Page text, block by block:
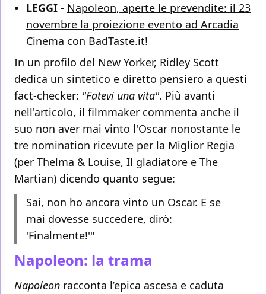
LEGGI - Napoleon, aperte le prevendite: il 23
novembre la proiezione evento ad Arcadia
Cinema con BadTaste.it!
In un profilo del New Yorker, Ridley Scott
dedica un sintetico e diretto pensiero a questi
fact-checker: "Fatevi una vita". Più avanti
nell'articolo, il filmmaker commenta anche il
suo non aver mai vinto l'Oscar nonostante le
tre nomination ricevute per la Miglior Regia
(per Thelma & Louise, Il gladiatore e The
Martian) dicendo quanto segue:
Sai, non ho ancora vinto un Oscar. E se
mai dovesse succedere, dirò:
'Finalmente!'"
Napoleon: la trama
Napoleon racconta l’epica ascesa e caduta